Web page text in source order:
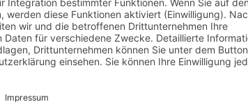
des BFG
entscheidet das Bundesfinanzgericht
in Steuer- und
Körperschaftsteuer,